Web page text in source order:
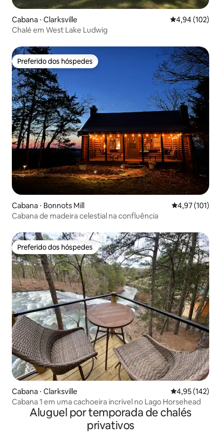
Cabana ⋅ Clarksville 4,94 de uma
4,94 (102)
Chalé em West Lake Ludwig
Preferido dos hóspedes
Preferido dos hóspedes
Cabana ⋅ Bonnots Mill 4,97 de uma
4,97 (101)
Cabana de madeira celestial na confluência
Preferido dos hóspedes
Preferido dos hóspedes
Cabana ⋅ Clarksville 4,95 de uma
4,95 (142)
Cabana 1 em uma cachoeira incrível no Lago Horsehead
Aluguel por temporada de chalés
privativos